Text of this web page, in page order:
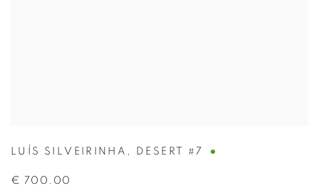
LUÍS SILVEIRINHA , DESERT #7
€ 700.00